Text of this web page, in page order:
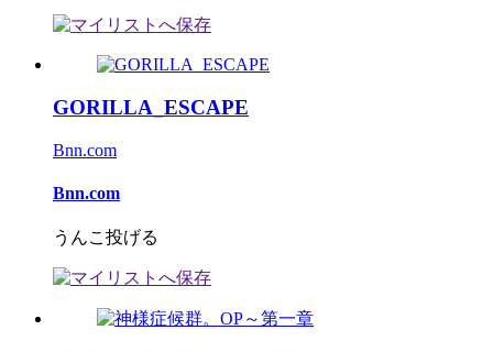
GORILLA_ESCAPE
Bnn.com
Bnn.com
うんこ投げる